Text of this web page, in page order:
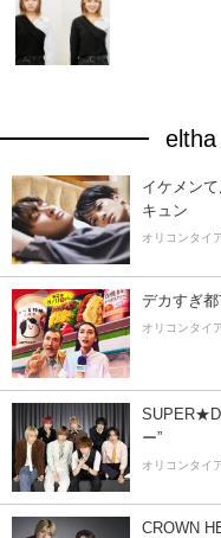
イケメン
キュン
オリコンタイ
デカすぎ
オリコンタイ
ー”
オリコンタイ
CROWN